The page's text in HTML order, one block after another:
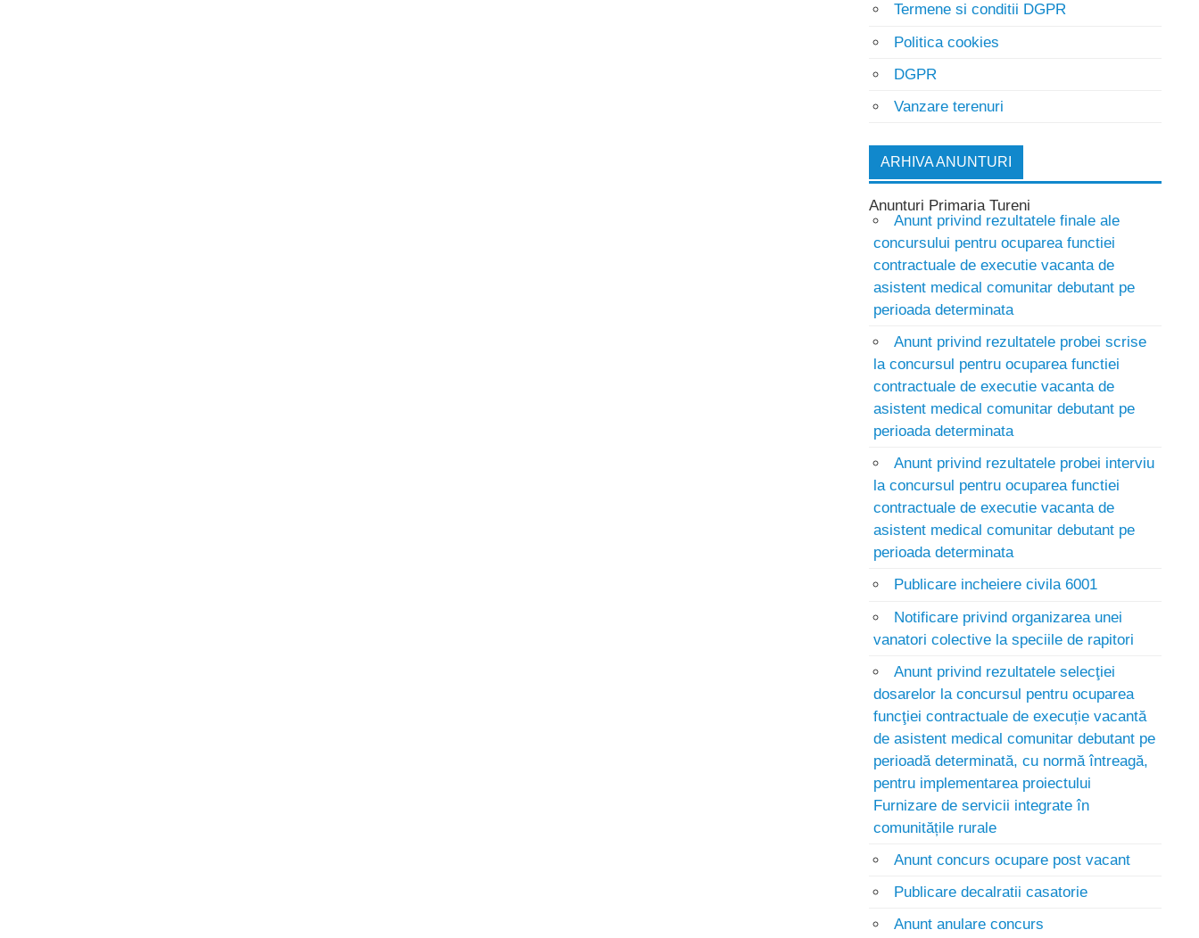
Termene si conditii DGPR
Politica cookies
DGPR
Vanzare terenuri
ARHIVA ANUNTURI
Anunturi Primaria Tureni
Anunt privind rezultatele finale ale
concursului pentru ocuparea functiei
contractuale de executie vacanta de
asistent medical comunitar debutant pe
perioada determinata
Anunt privind rezultatele probei scrise
la concursul pentru ocuparea functiei
contractuale de executie vacanta de
asistent medical comunitar debutant pe
perioada determinata
Anunt privind rezultatele probei interviu
la concursul pentru ocuparea functiei
contractuale de executie vacanta de
asistent medical comunitar debutant pe
perioada determinata
Publicare incheiere civila 6001
Notificare privind organizarea unei
vanatori colective la speciile de rapitori
Anunt privind rezultatele selecţiei
dosarelor la concursul pentru ocuparea
funcţiei contractuale de execuție vacantă
de asistent medical comunitar debutant pe
perioadă determinată, cu normă întreagă,
pentru implementarea proiectului
Furnizare de servicii integrate în
comunitățile rurale
Anunt concurs ocupare post vacant
Publicare decalratii casatorie
Anunt anulare concurs